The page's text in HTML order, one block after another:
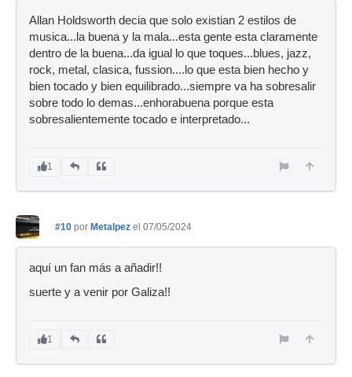
Allan Holdsworth decia que solo existian 2 estilos de
musica...la buena y la mala...esta gente esta claramente
dentro de la buena...da igual lo que toques...blues, jazz,
rock, metal, clasica, fussion....lo que esta bien hecho y
bien tocado y bien equilibrado...siempre va ha sobresalir
sobre todo lo demas...enhorabuena porque esta
sobresalientemente tocado e interpretado...
1
#10 por Metalpez el 07/05/2024
aquí un fan más a añadir!!
suerte y a venir por Galiza!!
1